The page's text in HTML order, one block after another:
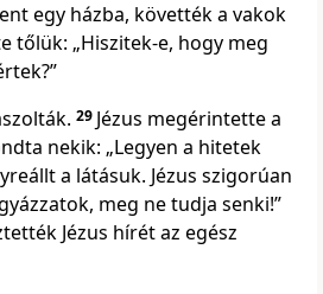
egy házba, követték a vakok
tőlük: „Hiszitek-e, hogy meg
29 Jézus megérintette a
nekik: „Legyen a hitetek
a látásuk. Jézus szigorúan
meg ne tudja senki!”
Jézus hírét az egész